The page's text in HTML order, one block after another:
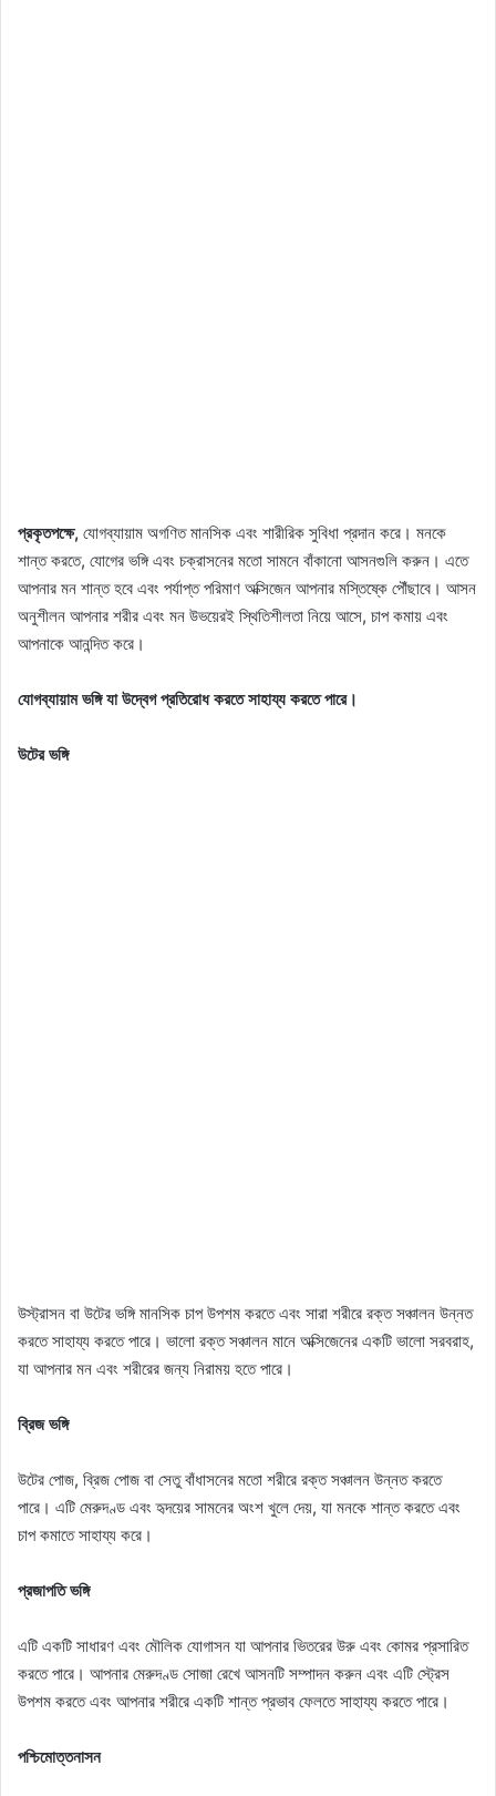
প্রকৃতপক্ষে, যোগব্যায়াম অগণিত মানসিক এবং শারীরিক সুবিধা প্রদান করে। মনকে
শান্ত করতে, যোগের ভঙ্গি এবং চক্রাসনের মতো সামনে বাঁকানো আসনগুলি করুন। এতে
আপনার মন শান্ত হবে এবং পর্যাপ্ত পরিমাণ অক্সিজেন আপনার মস্তিষ্কে পৌঁছাবে। আসন
অনুশীলন আপনার শরীর এবং মন উভয়েরই স্থিতিশীলতা নিয়ে আসে, চাপ কমায় এবং
আপনাকে আনন্দিত করে।
যোগব্যায়াম ভঙ্গি যা উদ্বেগ প্রতিরোধ করতে সাহায্য করতে পারে।
উটের ভঙ্গি
উস্ট্রাসন বা উটের ভঙ্গি মানসিক চাপ উপশম করতে এবং সারা শরীরে রক্ত ​​সঞ্চালন উন্নত
করতে সাহায্য করতে পারে। ভালো রক্ত ​​​​সঞ্চালন মানে অক্সিজেনের একটি ভালো সরবরাহ,
যা আপনার মন এবং শরীরের জন্য নিরাময় হতে পারে।
ব্রিজ ভঙ্গি
উটের পোজ, ব্রিজ পোজ বা সেতু বাঁধাসনের মতো শরীরে রক্ত ​​সঞ্চালন উন্নত করতে
পারে। এটি মেরুদণ্ড এবং হৃদয়ের সামনের অংশ খুলে দেয়, যা মনকে শান্ত করতে এবং
চাপ কমাতে সাহায্য করে।
প্রজাপতি ভঙ্গি
এটি একটি সাধারণ এবং মৌলিক যোগাসন যা আপনার ভিতরের উরু এবং কোমর প্রসারিত
করতে পারে। আপনার মেরুদণ্ড সোজা রেখে আসনটি সম্পাদন করুন এবং এটি স্ট্রেস
উপশম করতে এবং আপনার শরীরে একটি শান্ত প্রভাব ফেলতে সাহায্য করতে পারে।
পশ্চিমোত্তনাসন